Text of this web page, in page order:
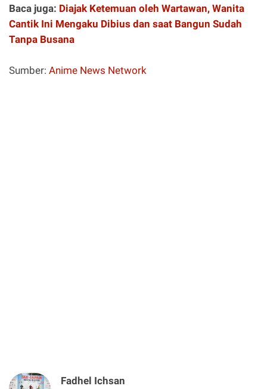
Baca juga: Diajak Ketemuan oleh Wartawan, Wanita
Cantik Ini Mengaku Dibius dan saat Bangun Sudah
Tanpa Busana
Sumber: Anime News Network
Fadhel Ichsan